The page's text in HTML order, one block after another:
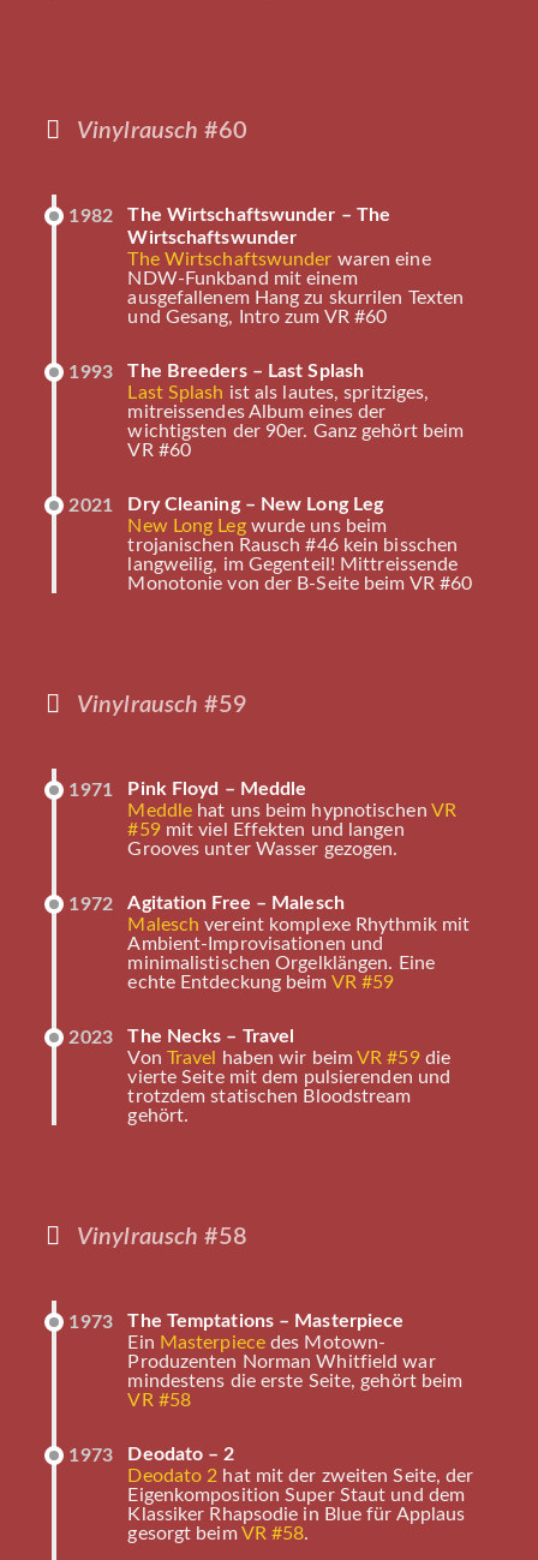
Vinylrausch #59
1971
Pink Floyd – Meddle
Meddle hat uns beim hypnotischen VR
#59mit viel Effekten und langen
Grooves unter Wasser gezogen.
1972
Agitation Free – Malesch
Malesch vereint komplexe Rhythmik mit
Ambient-Improvisationen und
minimalistischen Orgelklängen. Eine
echte Entdeckung beim VR #59
2023
The Necks – Travel
Von Travel haben wir beimVR #59die
vierte Seite mit dem pulsierenden und
trotzdem statischen Bloodstream
gehört.
Vinylrausch #60
1982
The Wirtschaftswunder – The
Wirtschaftswunder
The Wirtschaftswunder waren eine
NDW-Funkband mit einem
ausgefallenem Hang zu skurrilen Texten
und Gesang, Intro zum VR #60
1993
The Breeders – Last Splash
Last Splash ist als lautes, spritziges,
mitreissendes Album eines der
wichtigsten der 90er. Ganz gehört beim
VR #60
2021
Dry Cleaning – New Long Leg
New Long Legwurde uns beim
trojanischen Rausch #46 kein bisschen
langweilig, im Gegenteil! Mittreissende
Monotonie von der B-Seite beim VR #60
Vinylrausch #58
1973
The Temptations – Masterpiece
Ein Masterpiecedes Motown-
Produzenten Norman Whitfield war
mindestens die erste Seite, gehört beim
VR #58
1973
Deodato – 2
Deodato 2 hat mit der zweiten Seite, der
Eigenkomposition Super Staut und dem
Klassiker Rhapsodie in Blue für Applaus
gesorgt beim VR #58.